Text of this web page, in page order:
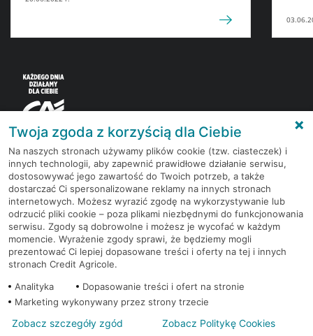
Korzystaj z bezpłatnych materiałów, które
przygotowują eksperci rynku finansowego.
Dołącz do grona subskrybentów Newslettera i bądź
na bieżąco z nowościami i promocjami
Zapisz się
Twoja zgoda z korzyścią dla Ciebie
Na naszych stronach używamy plików cookie (tzw. ciasteczek) i
innych technologii, aby zapewnić prawidłowe działanie serwisu,
dostosowywać jego zawartość do Twoich potrzeb, a także
dostarczać Ci spersonalizowane reklamy na innych stronach
internetowych. Możesz wyrazić zgodę na wykorzystywanie lub
odrzucić pliki cookie – poza plikami niezbędnymi do funkcjonowania
serwisu. Zgody są dobrowolne i możesz je wycofać w każdym
momencie. Wyrażenie zgody sprawi, że będziemy mogli
prezentować Ci lepiej dopasowane treści i oferty na tej i innych
stronach Credit Agricole.
Analityka
Dopasowanie treści i ofert na stronie
Marketing wykonywany przez strony trzecie
Zobacz szczegóły zgód Zobacz Politykę Cookies